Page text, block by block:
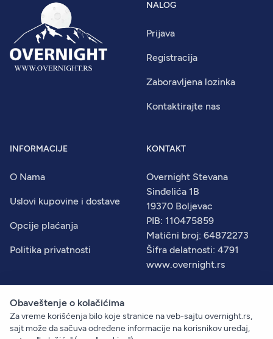
NALOG
Prijava
Registracija
Zaboravljena lozinka
Kontaktirajte nas
INFORMACIJE
O Nama
Uslovi kupovine i dostave
Opcije plaćanja
Politika privatnosti
KONTAKT
Overnight Stevana
Sinđelića 1B
19370 Boljevac
PIB: 110475859
Matični broj: 64872273
Šifra delatnosti: 4791
www.overnight.rs
© 2026Overnight. Sva prava zadržana.
Created by:Dejan Vukelić
Obaveštenje o kolačićima
Za vreme korišćenja bilo koje stranice na veb-sajtu overnight.rs,
sajt može da sačuva određene informacije na korisnikov uređaj,